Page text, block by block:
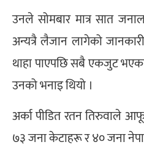
उनले सोमबार मात्र सात
अन्यत्रै लैजान लागेको
थाहा पाएपछि सबै एकजुट
उनको भनाइ थियो ।
अर्का पीडित रतन तिरुवाले
७३ जना केटाहरू र ४० जना